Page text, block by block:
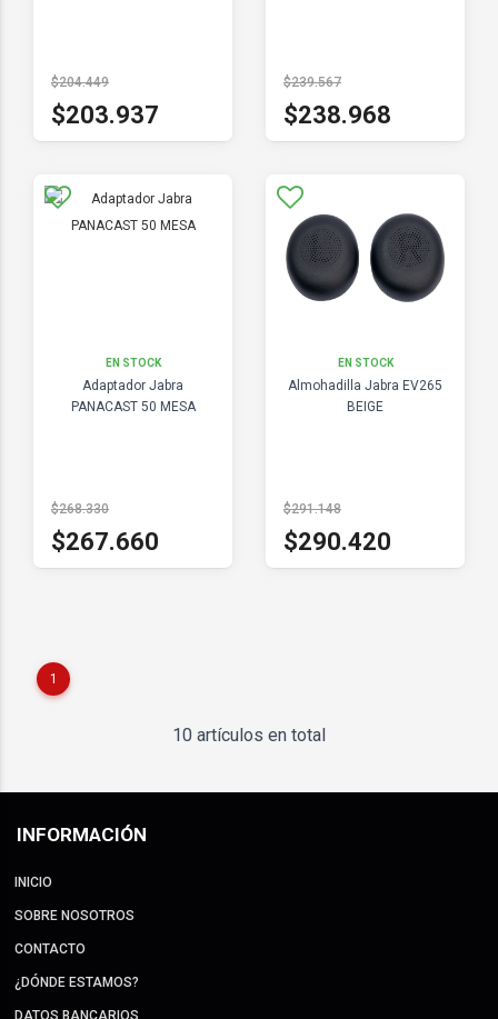
$204.449
$203.937
$239.567
$238.968
EN STOCK
Adaptador Jabra
PANACAST 50 MESA
$268.330
$267.660
EN STOCK
Almohadilla Jabra EV265
BEIGE
$291.148
$290.420
1
10 artículos en total
INFORMACIÓN
INICIO
SOBRE NOSOTROS
CONTACTO
¿DÓNDE ESTAMOS?
DATOS BANCARIOS